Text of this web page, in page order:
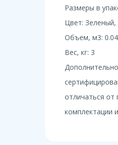
Размеры в
Цвет:
Объем, м3: 0.04
Вес, кг: 3
отличаться от
комплектации